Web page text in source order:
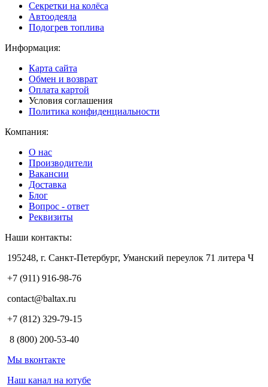
Секретки на колёса
Автоодеяла
Подогрев топлива
Информация:
Карта сайта
Обмен и возврат
Оплата картой
Условия соглашения
Политика конфиденциальности
Компания:
О нас
Производители
Вакансии
Доставка
Блог
Вопрос - ответ
Реквизиты
Наши контакты:
195248, г. Санкт-Петербург, Уманский переулок 71 литера Ч
+7 (911) 916-98-76
contact@baltax.ru
+7 (812) 329-79-15
8 (800) 200-53-40
Мы вконтакте
Наш канал на ютубе